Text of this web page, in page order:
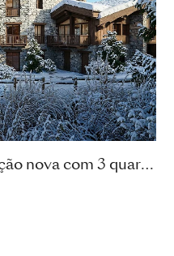
apartamento de construção nova com 3 quartos